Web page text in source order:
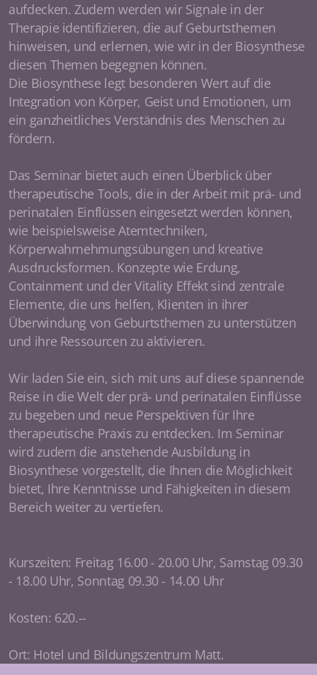
aufdecken. Zudem werden wir Signale in der
Therapie identifizieren, die auf Geburtsthemen
hinweisen, und erlernen, wie wir in der Biosynthese
diesen Themen begegnen können.
Die Biosynthese legt besonderen Wert auf die
Integration von Körper, Geist und Emotionen, um
ein ganzheitliches Verständnis des Menschen zu
fördern.
Das Seminar bietet auch einen Überblick über
therapeutische Tools, die in der Arbeit mit prä- und
perinatalen Einflüssen eingesetzt werden können,
wie beispielsweise Atemtechniken,
Körperwahrnehmungsübungen und kreative
Ausdrucksformen. Konzepte wie Erdung,
Containment und der Vitality Effekt sind zentrale
Elemente, die uns helfen, Klienten in ihrer
Überwindung von Geburtsthemen zu unterstützen
und ihre Ressourcen zu aktivieren.
Wir laden Sie ein, sich mit uns auf diese spannende
Reise in die Welt der prä- und perinatalen Einflüsse
zu begeben und neue Perspektiven für Ihre
therapeutische Praxis zu entdecken. Im Seminar
wird zudem die anstehende Ausbildung in
Biosynthese vorgestellt, die Ihnen die Möglichkeit
bietet, Ihre Kenntnisse und Fähigkeiten in diesem
Bereich weiter zu vertiefen.
Kurszeiten: Freitag 16.00 - 20.00 Uhr, Samstag 09.30
- 18.00 Uhr, Sonntag 09.30 - 14.00 Uhr
Kosten: 620.--
Ort: Hotel und Bildungszentrum Matt.